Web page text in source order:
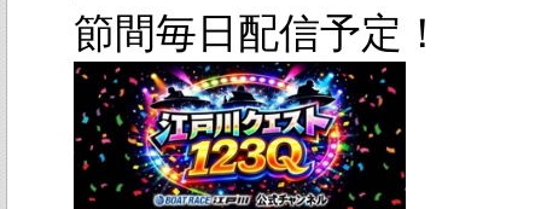
節間毎日配信予定！